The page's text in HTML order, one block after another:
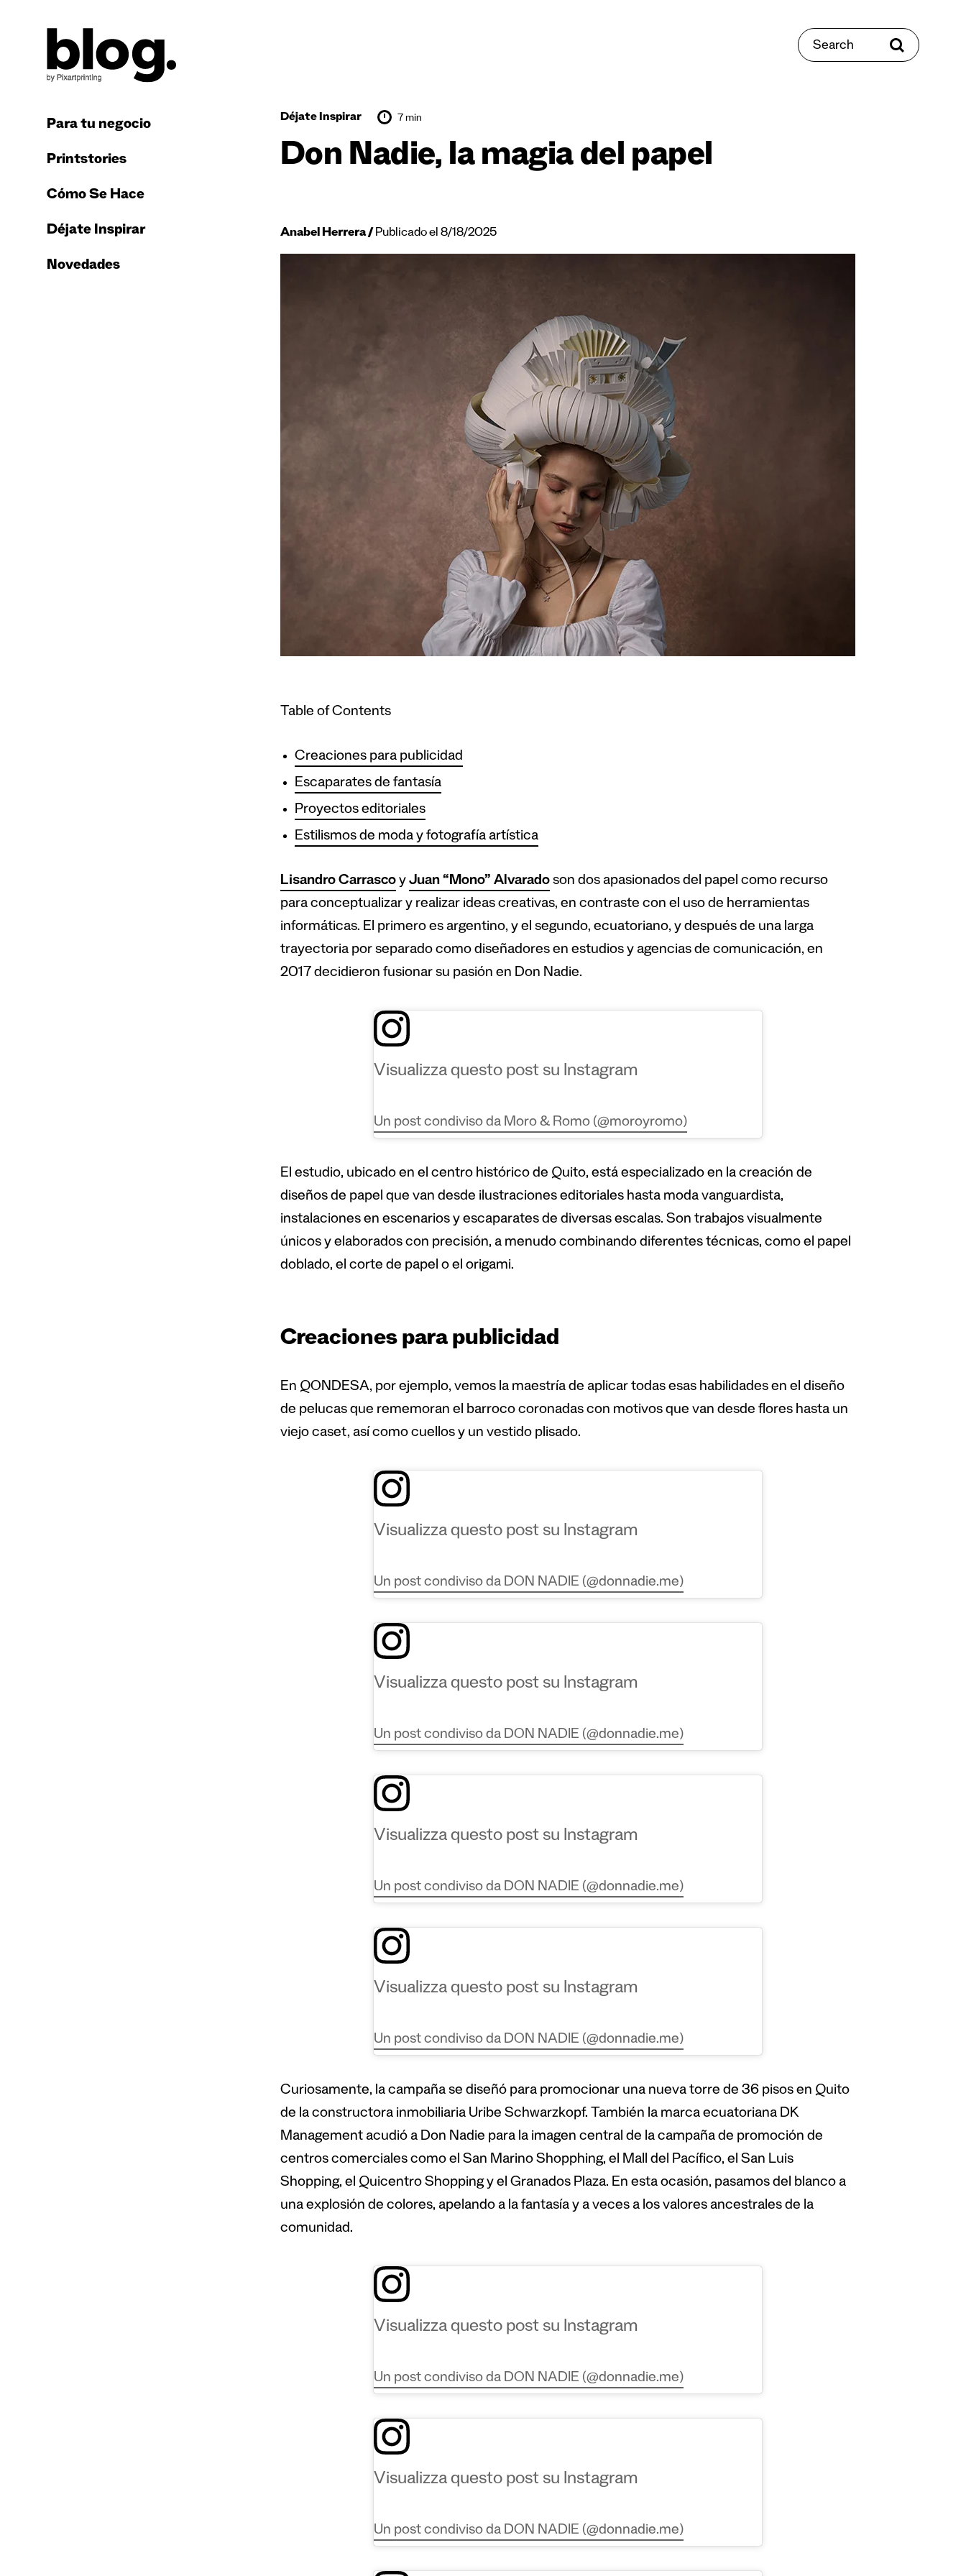
Para tu negocio
Printstories
Cómo Se Hace
Déjate Inspirar
Novedades
Search
Déjate Inspirar 7 min
Don Nadie, la magia del papel
Anabel Herrera Publicado el 8/18/2025
Table of Contents
Creaciones para publicidad
Escaparates de fantasía
Proyectos editoriales
Estilismos de moda y fotografía artística
Lisandro Carrasco yJuan “Mono” Alvaradoson dos apasionados del papel como recurso
para conceptualizar y realizar ideas creativas, en contraste con el uso de herramientas
informáticas. El primero es argentino, y el segundo, ecuatoriano, y después de una larga
trayectoria por separado como diseñadores en estudios y agencias de comunicación, en
2017 decidieron fusionar su pasión en Don Nadie.
Visualizza questo post su Instagram
Un post condiviso da Moro & Romo (@moroyromo)
El estudio, ubicado en el centro histórico de Quito, está especializado en la creación de
diseños de papel que van desde ilustraciones editoriales hasta moda vanguardista,
instalaciones en escenarios y escaparates de diversas escalas. Son trabajos visualmente
únicos y elaborados con precisión, a menudo combinando diferentes técnicas, como el papel
doblado, el corte de papel o el origami.
Creaciones para publicidad
En QONDESA, por ejemplo, vemos la maestría de aplicar todas esas habilidades en el diseño
de pelucas que rememoran el barroco coronadas con motivos que van desde flores hasta un
viejo caset, así como cuellos y un vestido plisado.
Visualizza questo post su Instagram
Un post condiviso da DON NADIE (@donnadie.me)
Visualizza questo post su Instagram
Un post condiviso da DON NADIE (@donnadie.me)
Visualizza questo post su Instagram
Un post condiviso da DON NADIE (@donnadie.me)
Visualizza questo post su Instagram
Un post condiviso da DON NADIE (@donnadie.me)
Curiosamente, la campaña se diseñó para promocionar una nueva torre de 36 pisos en Quito
de la constructora inmobiliaria Uribe Schwarzkopf. También la marca ecuatoriana DK
Management acudió a Don Nadie para la imagen central de la campaña de promoción de
centros comerciales como el San Marino Shopphing, el Mall del Pacífico, el San Luis
Shopping, el Quicentro Shopping y el Granados Plaza. En esta ocasión, pasamos del blanco a
una explosión de colores, apelando a la fantasía y a veces a los valores ancestrales de la
comunidad.
Visualizza questo post su Instagram
Un post condiviso da DON NADIE (@donnadie.me)
Visualizza questo post su Instagram
Un post condiviso da DON NADIE (@donnadie.me)